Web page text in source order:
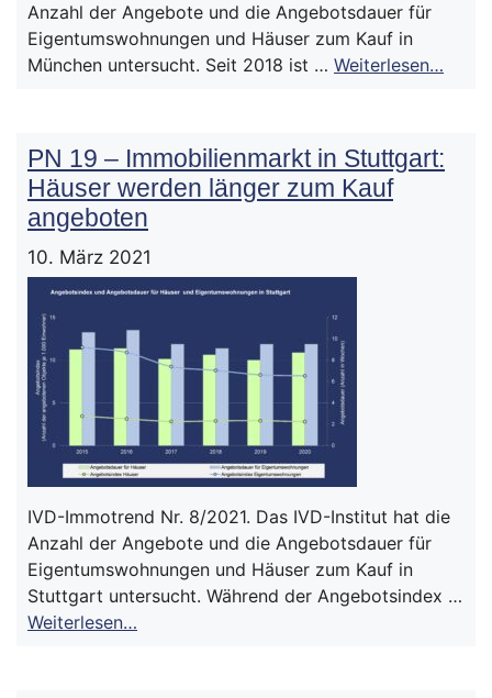
Anzahl der Angebote und die Angebotsdauer für
Eigentumswohnungen und Häuser zum Kauf in
München untersucht. Seit 2018 ist … Weiterlesen…
PN 19 – Immobilienmarkt in Stuttgart:
Häuser werden länger zum Kauf
angeboten
10. März 2021
IVD-Immotrend Nr. 8/2021. Das IVD-Institut hat die
Anzahl der Angebote und die Angebotsdauer für
Eigentumswohnungen und Häuser zum Kauf in
Stuttgart untersucht. Während der Angebotsindex …
Weiterlesen…